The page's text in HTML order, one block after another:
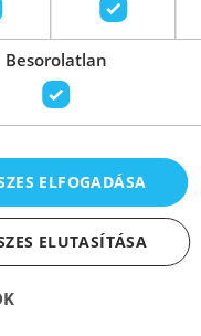
Technik
Besorolatlan
ELFOGADÁSA
ELUTASÍTÁSA